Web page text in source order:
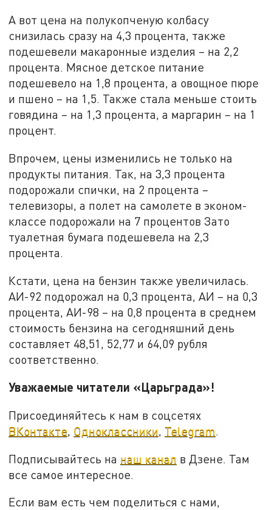
А вот цена на полукопченую колбасу
снизилась сразу на 4,3 процента, также
подешевели макаронные изделия – на 2,2
процента. Мясное детское питание
подешевело на 1,8 процента, а овощное пюре
и пшено – на 1,5. Также стала меньше стоить
говядина – на 1,3 процента, а маргарин – на 1
процент.
Впрочем, цены изменились не только на
продукты питания. Так, на 3,3 процента
подорожали спички, на 2 процента –
телевизоры, а полет на самолете в эконом-
классе подорожали на 7 процентов Зато
туалетная бумага подешевела на 2,3
процента.
Кстати, цена на бензин также увеличилась.
АИ-92 подорожал на 0,3 процента, АИ – на 0,3
процента, АИ-98 – на 0,8 процента в среднем
стоимость бензина на сегодняшний день
составляет 48,51, 52,77 и 64,09 рубля
соответственно.
Уважаемые читатели «Царьграда»!
Присоединяйтесь к нам в соцсетях
ВКонтакте, Одноклассники, Telegram.
Подписывайтесь на наш канал в Дзене. Там
все самое интересное.
Если вам есть чем поделиться с нами,